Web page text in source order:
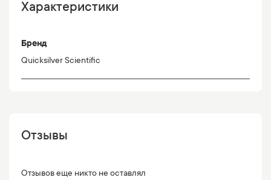
Характеристики
Бренд
Quicksilver Scientific
Отзывы
Отзывов еще никто не оставлял